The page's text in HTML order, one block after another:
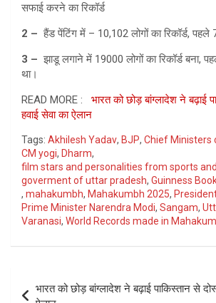
सफाई करने का रिकॉर्ड
2 – हैंड पेंटिंग में – 10,102 लोगों का रिकॉर्ड, पहले
3 – झाडू लगाने में 19000 लोगों का रिकॉर्ड बना,
था।
READ MORE : भारत को छोड़ बांग्लादेश ने बढ़ाई
हवाई सेवा का ऐलान
Tags: Akhilesh Yadav, BJP, Chief Ministers
CM yogi, Dharm,
film stars and personalities from sports
goverment of uttar pradesh, Guinness
, mahakumbh, Mahakumbh 2025,
Prime Minister Narendra Modi, Sangam,
Varanasi, World Records made in
भारत को छोड़ बांग्लादेश ने बढ़ाई पाकिस्तान से